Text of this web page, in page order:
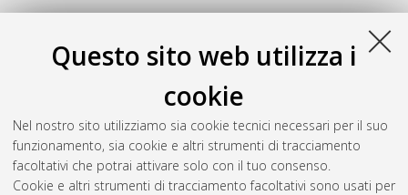
Questo sito web utilizza i
cookie
Nel nostro sito utilizziamo sia cookie tecnici necessari per il suo
funzionamento, sia cookie e altri strumenti di tracciamento
facoltativi che potrai attivare solo con il tuo consenso.
Cookie e altri strumenti di tracciamento facoltativi sono usati per
OFFSHORE STRUCTURES
A Kriging-based Monte Carlo reliability
magistrale], Università di Bologna, Corso di Studio inOffshore
engineering [LM-DM270] - Ravenna, Documento full-text non
disponibile